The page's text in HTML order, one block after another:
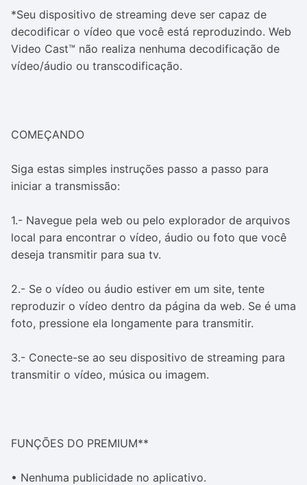
*Seu dispositivo de streaming deve ser capaz de
decodificar o vídeo que você está reproduzindo. Web
Video Cast™ não realiza nenhuma decodificação de
vídeo/áudio ou transcodificação.
COMEÇANDO
Siga estas simples instruções passo a passo para
iniciar a transmissão:
1.- Navegue pela web ou pelo explorador de arquivos
local para encontrar o vídeo, áudio ou foto que você
deseja transmitir para sua tv.
2.- Se o vídeo ou áudio estiver em um site, tente
reproduzir o vídeo dentro da página da web. Se é uma
foto, pressione ela longamente para transmitir.
3.- Conecte-se ao seu dispositivo de streaming para
transmitir o vídeo, música ou imagem.
FUNÇÕES DO PREMIUM**
• Nenhuma publicidade no aplicativo.